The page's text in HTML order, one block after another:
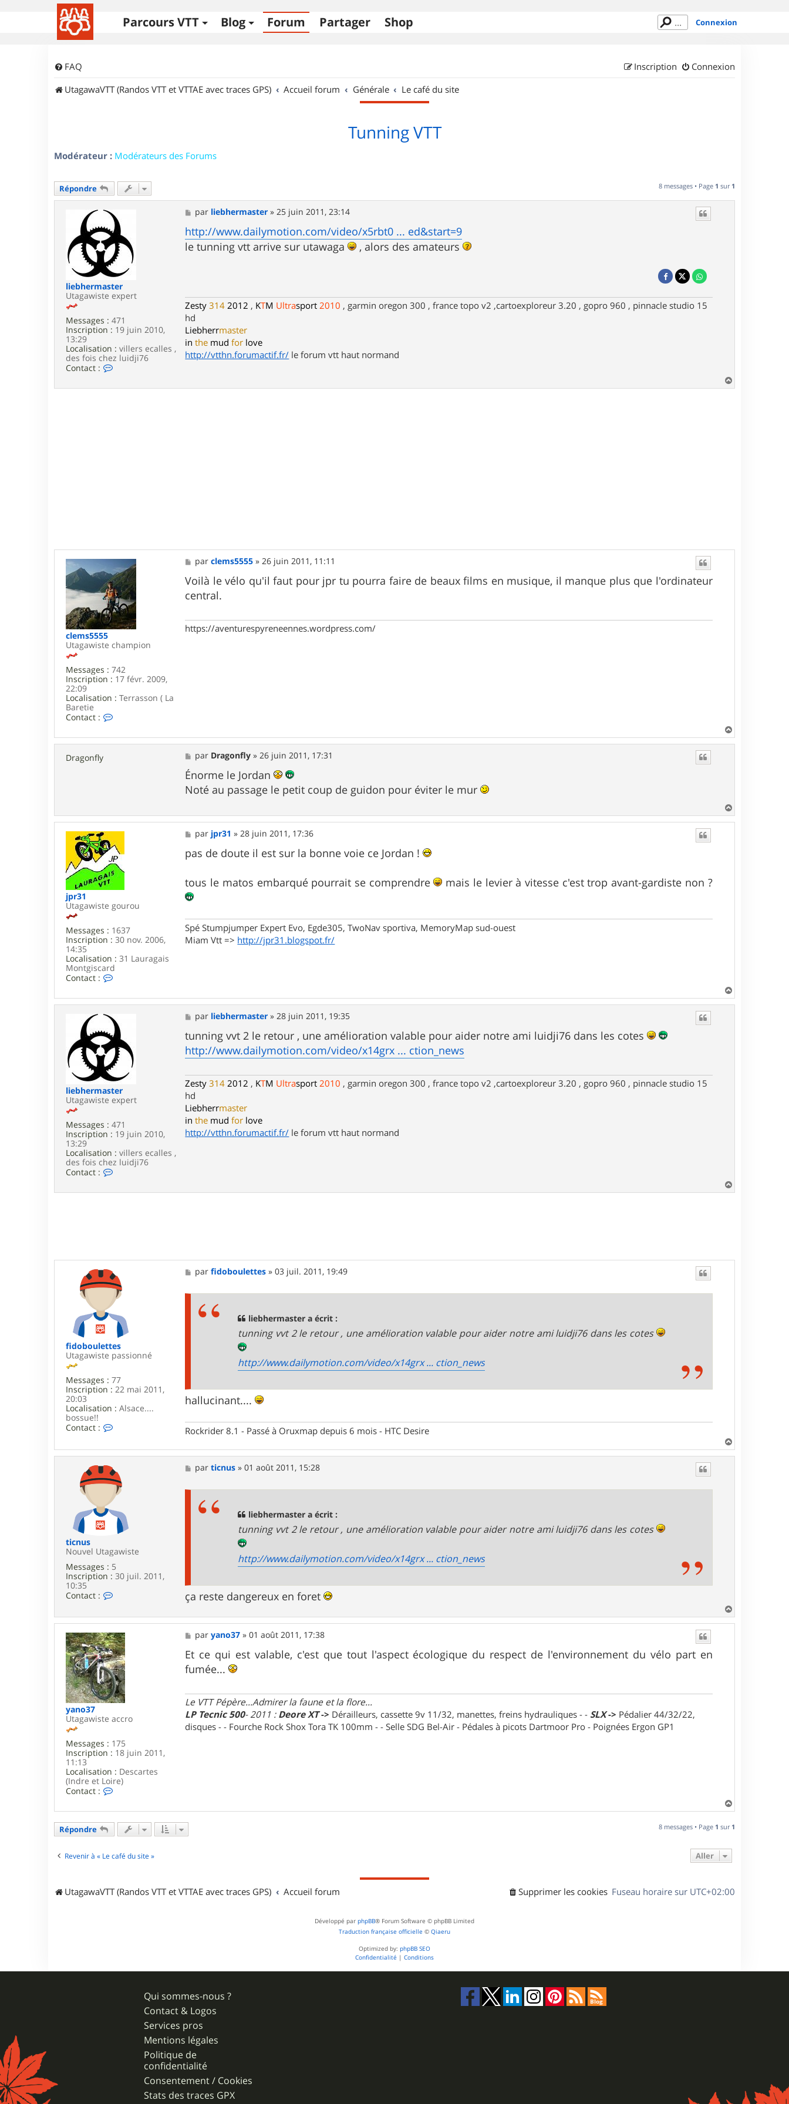
Parcours VTT Blog Forum Partager Shop Connexion
FAQ Connexion
Inscription
UtagawaVTT (Randos VTT et VTTAE avec traces GPS)
Accueil forum Générale Le café du site
Tunning VTT
Modérateur : Modérateurs des Forums
Répondre 8 messages • Page 1 sur 1
liebhermaster
Utagawiste expert
Messages : 471
Inscription : 19 juin 2010,
13:29
Localisation : villers ecalles ,
des fois chez luidji76
Contact :
M
e
s
s
a
par liebhermaster »25 juin 2011, 23:14
http://www.dailymotion.com/video/x5rbt0 ... ed&start=9
le tunning vtt arrive sur utawaga
, alors des amateurs
Zesty 314 2012 , KTM Ultrasport 2010 , garmin oregon 300 , france topo v2 ,cartoexploreur 3.20 , gopro 960 , pinnacle studio 15
hd
Liebherrmaster
in the mud for love
http://vtthn.forumactif.fr/ le forum vtt haut normand
a
clems5555
Utagawiste champion
Messages : 742
Inscription : 17 févr. 2009,
22:09
Localisation : Terrasson ( La
Baretie
Contact :
n
t
e
m
5
5
5
5
M
e
s
s
a
parclems5555 »26 juin 2011, 11:11
Voilà le vélo qu'il faut pour jpr tu pourra faire de beaux films en musique, il manque plus que l'ordinateur
central.
https://aventurespyreneennes.wordpress.com/
a
Dragonfly
M
e
s
s
a
par Dragonfly »26 juin 2011, 17:31
Énorme le Jordan
Noté au passage le petit coup de guidon pour éviter le mur
a
jpr31
Utagawiste gourou
Messages : 1637
Inscription : 30 nov. 2006,
14:35
Localisation : 31 Lauragais
Montgiscard
Contact :
n
t
c
t
r
j
r
3
1
M
e
s
s
g
e
par jpr31 »28 juin 2011, 17:36
pas de doute il est sur la bonne voie ce Jordan !
tous le matos embarqué pourrait se comprendre mais le levier à vitesse c'est trop avant-gardiste non ?
Spé Stumpjumper Expert Evo, Egde305, TwoNav sportiva, MemoryMap sud-ouest
Miam Vtt => http://jpr31.blogspot.fr/
a
liebhermaster
Utagawiste expert
Messages : 471
Inscription : 19 juin 2010,
13:29
Localisation : villers ecalles ,
des fois chez luidji76
Contact :
e
b
h
e
r
m
a
s
t
e
M
e
s
s
a
g
par liebhermaster »28 juin 2011, 19:35
tunning vvt 2 le retour , une amélioration valable pour aider notre ami luidji76 dans les cotes
http://www.dailymotion.com/video/x14grx ... ction_news
Zesty 314 2012 , KTM Ultrasport 2010 , garmin oregon 300 , france topo v2 ,cartoexploreur 3.20 , gopro 960 , pinnacle studio 15
hd
Liebherrmaster
in the mud for love
http://vtthn.forumactif.fr/ le forum vtt haut normand
a
fidoboulettes
Utagawiste passionné
Messages : 77
Inscription : 22 mai 2011,
20:03
Localisation : Alsace....
bossue!!
Contact :
t
c
t
e
r
f
i
d
b
o
u
l
s
M
e
parfidoboulettes »03 juil. 2011, 19:49
liebhermaster a écrit :
tunning vvt 2 le retour , une amélioration valable pour aider notre ami luidji76 dans les cotes
http://www.dailymotion.com/video/x14grx ... ction_news
hallucinant....
Rockrider 8.1 - Passé à Oruxmap depuis 6 mois - HTC Desire
a
ticnus
Nouvel Utagawiste
Messages : 5
Inscription : 30 juil. 2011,
10:35
Contact :
t
a
c
t
e
r
t
i
c
n
u
s
M
e
particnus »01 août 2011, 15:28
liebhermaster a écrit :
tunning vvt 2 le retour , une amélioration valable pour aider notre ami luidji76 dans les cotes
http://www.dailymotion.com/video/x14grx ... ction_news
ça reste dangereux en foret
a
yano37
Utagawiste accro
Messages : 175
Inscription : 18 juin 2011,
11:13
Localisation : Descartes
(Indre et Loire)
Contact :
n
c
e
n
M
e
s
s
a
paryano37 »01 août 2011, 17:38
Et ce qui est valable, c'est que tout l'aspect écologique du respect de l'environnement du vélo part en
fumée...
Le VTT Pépère...Admirer la faune et la flore...
LP Tecnic 500- 2011 : Deore XT-> Dérailleurs, cassette 9v 11/32, manettes, freins hydrauliques - - SLX-> Pédalier 44/32/22,
disques - - Fourche Rock Shox Tora TK 100mm - - Selle SDG Bel-Air - Pédales à picots Dartmoor Pro - Poignées Ergon GP1
a
t
Répondre 8 messages • Page 1 sur 1
Revenir à « Le café du site » Aller
UtagawaVTT (Randos VTT et VTTAE avec traces GPS) Accueil forum Fuseau horaire sur UTC+02:00
Supprimer les cookies
Développé par phpBB® Forum Software © phpBB Limited
Traduction française officielle © Qiaeru
Optimized by: phpBB SEO
Confidentialité | Conditions
Qui sommes-nous ?
Contact & Logos
Services pros
Mentions légales
Politique de
confidentialité
Consentement / Cookies
Stats des traces GPX